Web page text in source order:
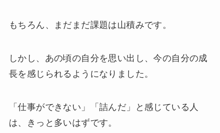
もちろん、まだまだ課題は山積みです。
しかし、あの頃の自分を思い出し、今の自分の成
長を感じられるようになりました。
「仕事ができない」「詰んだ」と感じている人
は、きっと多いはずです。